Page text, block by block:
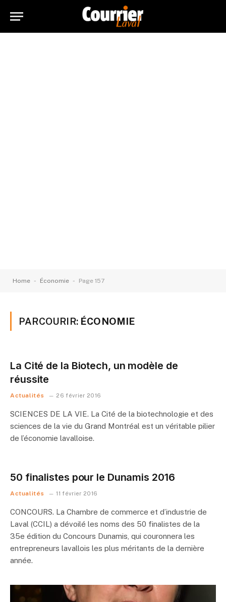
Home - Économie - Page 157
PARCOURIR: ÉCONOMIE
La Cité de la Biotech, un modèle de
réussite
Actualités 26 février 2016
SCIENCES DE LA VIE. La Cité de la biotechnologie et des
sciences de la vie du Grand Montréal est un véritable pilier
de l’économie lavalloise.
50 finalistes pour le Dunamis 2016
Actualités 11 février 2016
CONCOURS. La Chambre de commerce et d’industrie de
Laval (CCIL) a dévoilé les noms des 50 finalistes de la
35e édition du Concours Dunamis, qui couronnera les
entrepreneurs lavallois les plus méritants de la dernière
année.